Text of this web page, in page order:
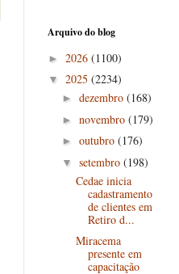
Arquivo do blog
► 2026 (1100)
▼ 2025 (2234)
► dezembro (168)
► novembro (179)
► outubro (176)
▼ setembro (198)
Cedae inicia
cadastramento
de clientes em
Retiro d...
Miracema
presente em
capacitação